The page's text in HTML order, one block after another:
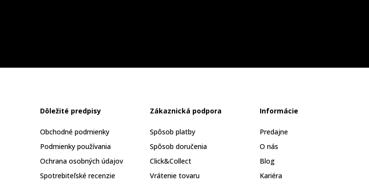
Dôležité predpisy
Obchodné podmienky
Podmienky používania
Ochrana osobných údajov
Spotrebiteľské recenzie
Zákaznická podpora
Spôsob platby
Spôsob doručenia
Click&Collect
Vrátenie tovaru
Informácie
Predajne
O nás
Blog
Kariéra